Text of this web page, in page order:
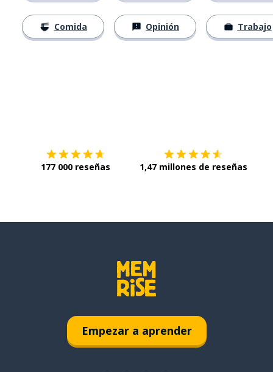
Comida Opinión Trabajo
177 000 reseñas 1,47 millones de reseñas
Empezar a aprender